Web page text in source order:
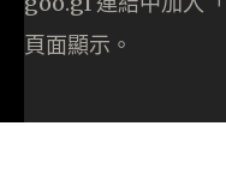
頁面顯示。